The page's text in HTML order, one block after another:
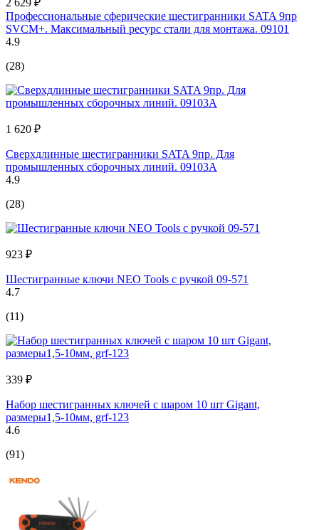
Профессиональные сферические шестигранники SATA 9пр
SVCM+. Максимальный ресурс стали для монтажа. 09101
4.9
(28)
1 620 ₽
Сверхдлинные шестигранники SATA 9пр. Для
промышленных сборочных линий. 09103A
4.9
(28)
923 ₽
Шестигранные ключи NEO Tools с ручкой 09-571
4.7
(11)
339 ₽
Набор шестигранных ключей с шаром 10 шт Gigant,
размеры1,5-10мм, grf-123
4.6
(91)